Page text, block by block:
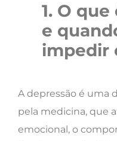
1. O
e
impedir
A depressão é uma
pela medicina, que
emocional, o